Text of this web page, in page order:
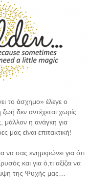
το άσχημο» έλεγε ο
δεν αντέχεται χωρίς
μάλλον η ανάγκη για
μας είναι επιτακτική!
να σας ενημερώνει για ότι
και για ό,τι αξίζει να
της Ψυχής μας…